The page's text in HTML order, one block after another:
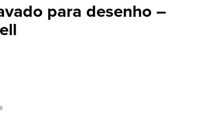
para desenho –